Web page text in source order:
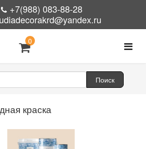
+7(988) 083-88-28
0
краска